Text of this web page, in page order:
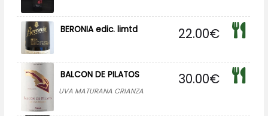
BERONIA edic. limtd 22.00€
BALCON DE PILATOS
UVA MATURANA CRIANZA
30.00€